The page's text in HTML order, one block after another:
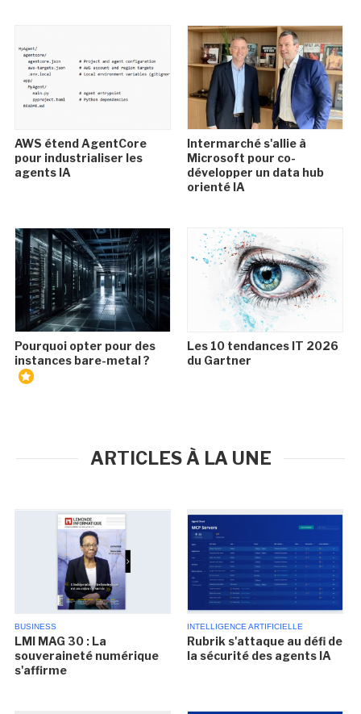
AWS étend AgentCore
pour industrialiser les
agents IA
Intermarché s'allie à
Microsoft pour co-
développer un data hub
orienté IA
Pourquoi opter pour des
instances bare-metal ?
Les 10 tendances IT 2026
du Gartner
ARTICLES À LA UNE
BUSINESS
LMI MAG 30 : La
souveraineté numérique
s'affirme
INTELLIGENCE ARTIFICIELLE
Rubrik s'attaque au défi de
la sécurité des agents IA